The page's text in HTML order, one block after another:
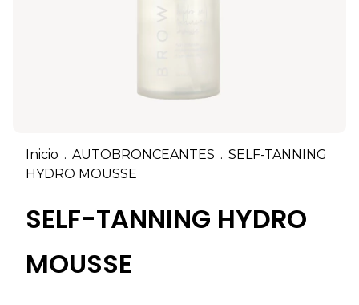
Inicio . AUTOBRONCEANTES . SELF-TANNING
HYDRO MOUSSE
SELF-TANNING HYDRO
MOUSSE